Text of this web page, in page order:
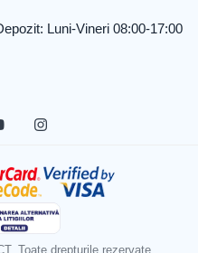
Luni-Vineri 08:00-17:00
Toate drepturile rezervate.